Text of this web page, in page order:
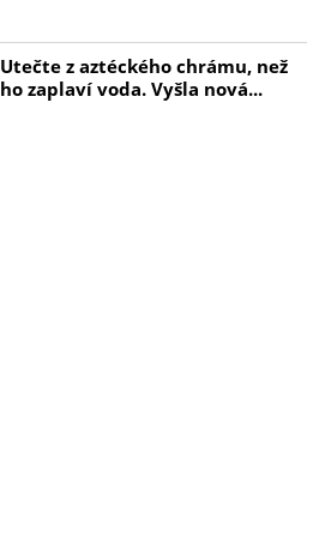
Utečte z aztéckého chrámu, než
ho zaplaví voda. Vyšla nová...